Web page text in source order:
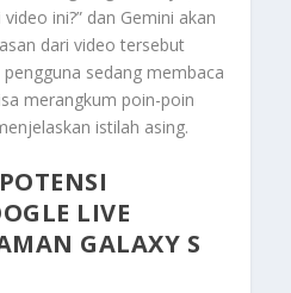
ini?” dan Gemini akan
dari video tersebut
sedang membaca
merangkum poin-poin
istilah asing.
LIVE
GALAXY S